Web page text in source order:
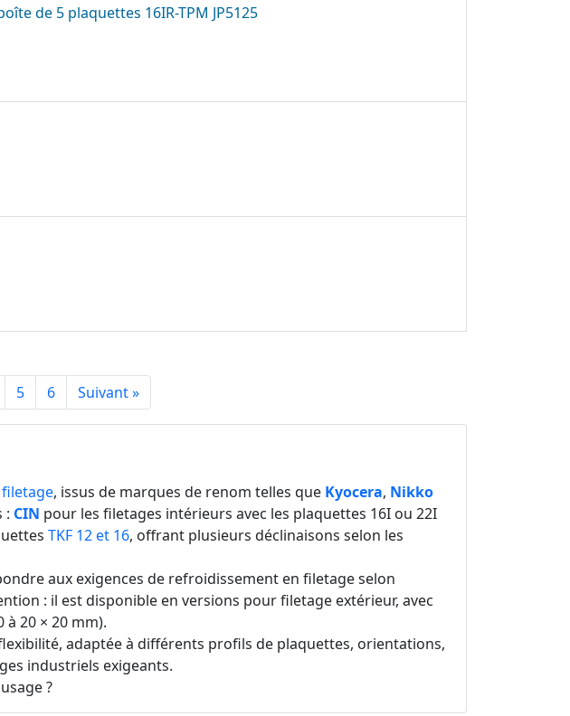
de 5 plaquettes 16IR-TPM JP5125
5 6 Suivant»
, issus de marques de renom telles que Kyocera, Nikko
: CIN pour les filetages intérieurs avec les plaquettes 16I ou 22I
TKF 12 et 16, offrant plusieurs déclinaisons selon les
aux exigences de refroidissement en filetage selon
: il est disponible en versions pour filetage extérieur, avec
20 × 20 mm).
adaptée à différents profils de plaquettes, orientations,
industriels exigeants.
?